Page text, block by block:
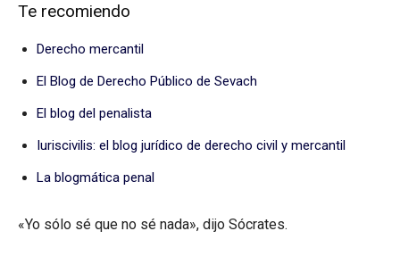
Te recomiendo
Derecho mercantil
El Blog de Derecho Público de Sevach
El blog del penalista
Iuriscivilis: el blog jurídico de derecho civil y mercantil
La blogmática penal
«Yo sólo sé que no sé nada», dijo Sócrates.